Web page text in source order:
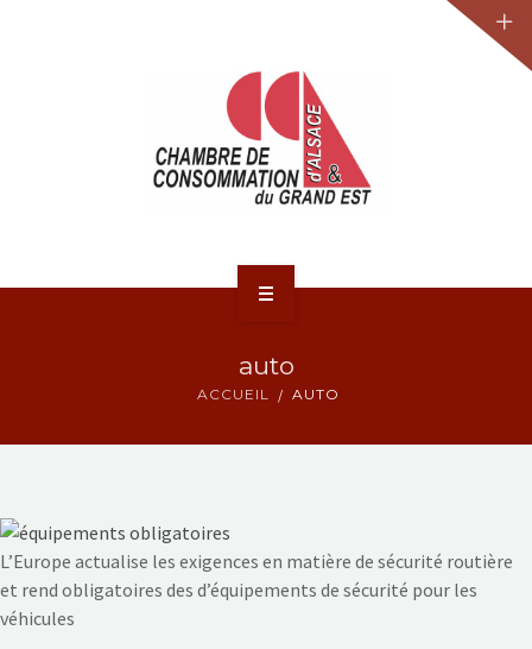
NOS ACTIONS
CONTACT
auto
ACCUEIL AUTO
L’Europe actualise les exigences en matière de sécurité routière
et rend obligatoires des d’équipements de sécurité pour les
véhicules